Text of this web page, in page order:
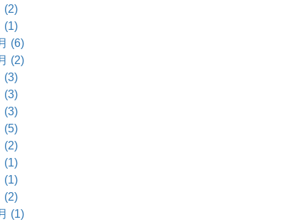
(2)
(1)
(6)
(2)
(3)
(3)
(3)
(5)
(2)
(1)
(1)
(2)
(1)